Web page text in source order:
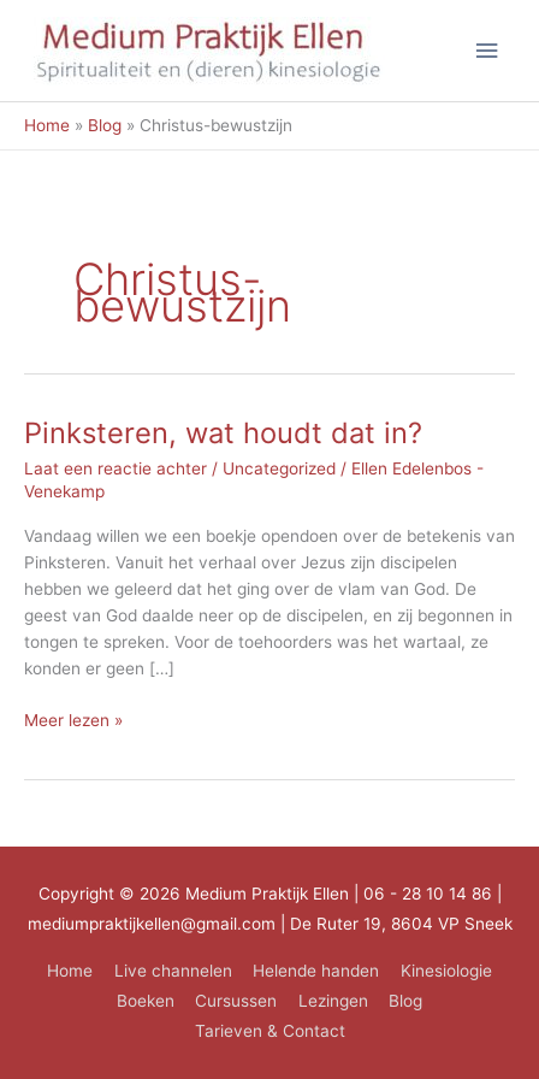
Home Blog Christus-bewustzijn
Christus-
bewustzijn
Pinksteren, wat houdt dat in?
Laat een reactie achter / Uncategorized / Ellen Edelenbos -
Venekamp
Vandaag willen we een boekje opendoen over de betekenis van
Pinksteren. Vanuit het verhaal over Jezus zijn discipelen
hebben we geleerd dat het ging over de vlam van God. De
geest van God daalde neer op de discipelen, en zij begonnen in
tongen te spreken. Voor de toehoorders was het wartaal, ze
konden er geen […]
Pinksteren,
Meer lezen »
Copyright © 2026 Medium Praktijk Ellen | 06 - 28 10 14 86 |
mediumpraktijkellen@gmail.com | De Ruter 19, 8604 VP Sneek
Home Live channelen Helende handen
Kinesiologie
Boeken
Cursussen Lezingen
Blog
Tarieven & Contact